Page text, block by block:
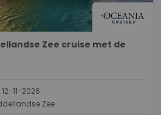
Zee cruise met de
11-2026
Zee